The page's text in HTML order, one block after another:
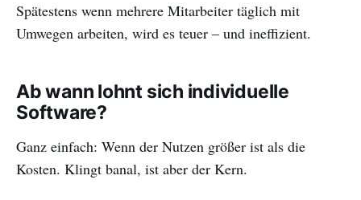
Spätestens wenn mehrere Mitarbeiter täglich mit
Umwegen arbeiten, wird es teuer – und ineffizient.
Ab wann lohnt sich individuelle
Software?
Ganz einfach: Wenn der Nutzen größer ist als die
Kosten. Klingt banal, ist aber der Kern.